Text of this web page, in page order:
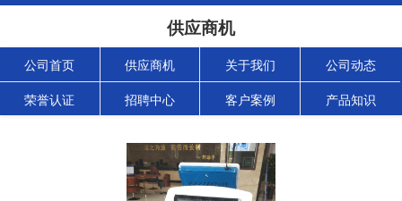
供应商机
公司首页 供应商机 关于我们 公司动态
荣誉认证 招聘中心 客户案例 产品知识